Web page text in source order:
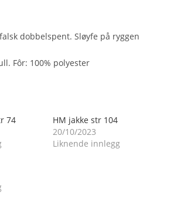
dobbelspent. Sløyfe på ryggen
Fôr: 100% polyester
74
HM jakke str 104
20/10/2023
Liknende innlegg